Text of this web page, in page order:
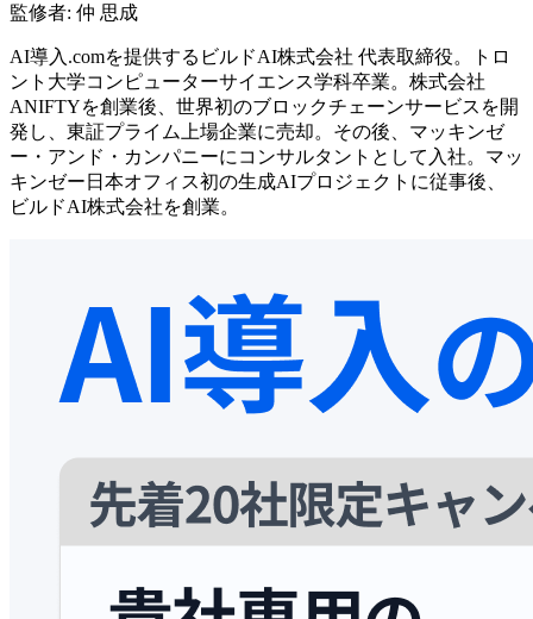
監修者: 仲 思成
AI導入.comを提供するビルドAI株式会社 代表取締役。トロ
ント大学コンピューターサイエンス学科卒業。株式会社
ANIFTYを創業後、世界初のブロックチェーンサービスを開
発し、東証プライム上場企業に売却。その後、マッキンゼ
ー・アンド・カンパニーにコンサルタントとして入社。マッ
キンゼー日本オフィス初の生成AIプロジェクトに従事後、
ビルドAI株式会社を創業。